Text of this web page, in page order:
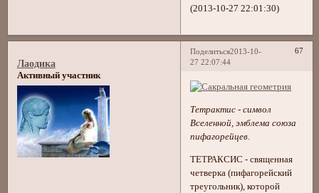
(2013-10-27 22:01:30)
Поделиться 67
2013-10-
27 22:07:44
Лаодика
Активный участник
Тетрактис - символ
Вселенной, эмблема союза
пифагорейцев.
ТЕТРАКСИС - священная
четверка (пифагорейский
треугольник), которой